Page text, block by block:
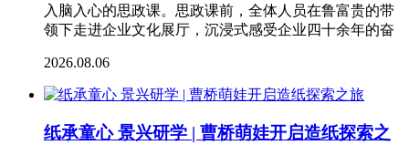
入脑入心的思政课。思政课前，全体人员在鲁富贵的带
领下走进企业文化展厅，沉浸式感受企业四十余年的奋
2026.08.06
纸承童心 景兴研学 | 曹桥萌娃开启造纸探索之